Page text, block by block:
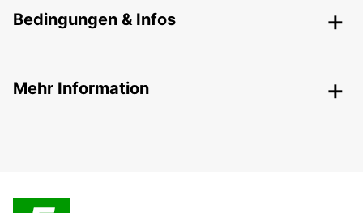
Bedingungen & Infos
Mehr Information